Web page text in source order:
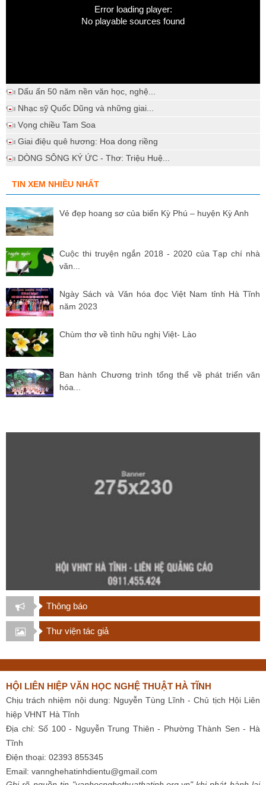
Error loading player:
No playable sources found
Dấu ấn 50 năm nền văn học, nghệ...
Nhạc sỹ Quốc Dũng và những giai...
Vọng chiều Tam Soa
Giai điệu quê hương: Hoa dong riềng
DÒNG SÔNG KÝ ỨC - Thơ: Triệu Huệ...
TIN XEM NHIỀU NHẤT
Vẻ đẹp hoang sơ của biển Kỳ Phú – huyện Kỳ Anh
Cuộc thi truyện ngắn 2018 - 2020 của Tạp chí nhà
văn...
Ngày Sách và Văn hóa đọc Việt Nam tỉnh Hà Tĩnh
năm 2023
Chùm thơ về tình hữu nghị Việt- Lào
Ban hành Chương trình tổng thể về phát triển văn
hóa...
Thông báo
Thư viện tác giả
HỘI LIÊN HIỆP VĂN HỌC NGHỆ THUẬT HÀ TĨNH
Chịu trách nhiệm nội dung: Nguyễn Tùng Lĩnh - Chủ tịch Hội Liên
hiệp VHNT Hà Tĩnh
Địa chỉ: Số 100 - Nguyễn Trung Thiên - Phường Thành Sen - Hà
Tĩnh
Điện thoại: 02393 855345
Email: vannghehatinhdientu@gmail.com